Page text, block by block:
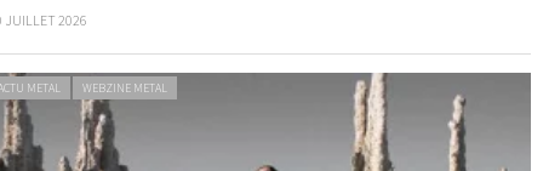
JUILLET 2026
METAL WEBZINE METAL